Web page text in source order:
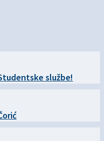
službe!